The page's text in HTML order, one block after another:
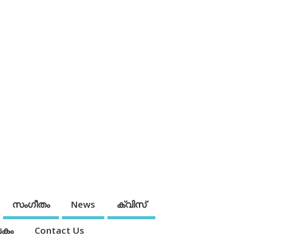
സംഗീതം News ക്വിസ്
Contact Us